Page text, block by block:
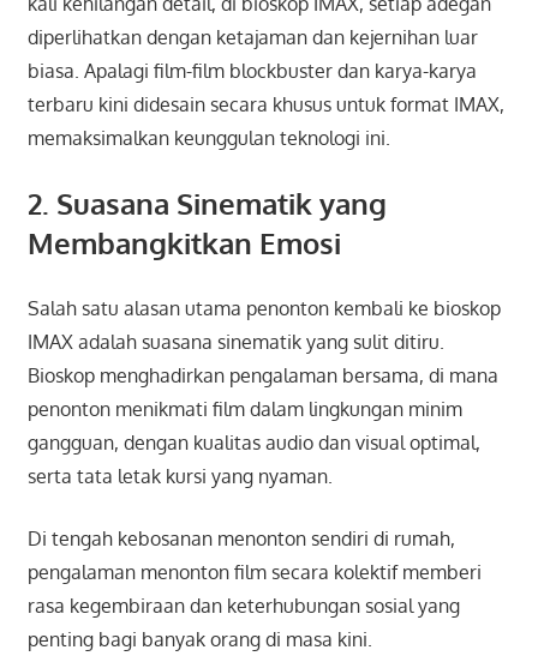
diperlihatkan dengan ketajaman dan kejernihan luar
biasa. Apalagi film-film blockbuster dan karya-karya
terbaru kini didesain secara khusus untuk format IMAX,
memaksimalkan keunggulan teknologi ini.
2. Suasana Sinematik yang
Membangkitkan Emosi
Salah satu alasan utama penonton kembali ke bioskop
IMAX adalah suasana sinematik yang sulit ditiru.
Bioskop menghadirkan pengalaman bersama, di mana
penonton menikmati film dalam lingkungan minim
gangguan, dengan kualitas audio dan visual optimal,
serta tata letak kursi yang nyaman.
Di tengah kebosanan menonton sendiri di rumah,
pengalaman menonton film secara kolektif memberi
rasa kegembiraan dan keterhubungan sosial yang
penting bagi banyak orang di masa kini.